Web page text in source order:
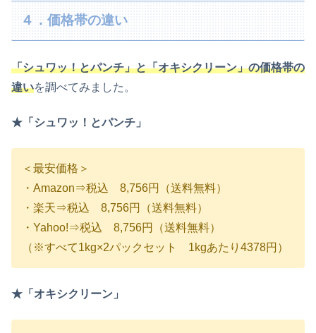
４．価格帯の違い
「シュワッ！とパンチ」と「オキシクリーン」の価格帯の
違いを調べてみました。
★「シュワッ！とパンチ」
＜最安価格＞
・Amazon⇒税込 8,756円（送料無料）
・楽天⇒税込 8,756円（送料無料）
・Yahoo!⇒税込 8,756円（送料無料）
（※すべて1kg×2パックセット 1kgあたり4378円）
★「オキシクリーン」